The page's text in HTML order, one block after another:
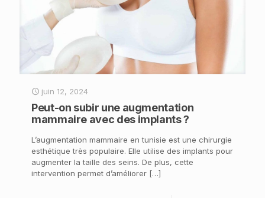
juin 12, 2024
Peut-on subir une augmentation
mammaire avec des implants ?
L’augmentation mammaire en tunisie est une chirurgie
esthétique très populaire. Elle utilise des implants pour
augmenter la taille des seins. De plus, cette
intervention permet d’améliorer […]